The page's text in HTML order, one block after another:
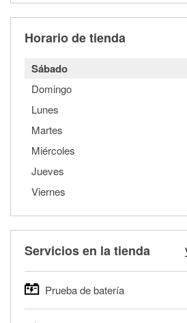
Horario de tienda
Sábado
Domingo
Lunes
Martes
Miércoles
Jueves
Viernes
Servicios en la tienda
Prueba de batería